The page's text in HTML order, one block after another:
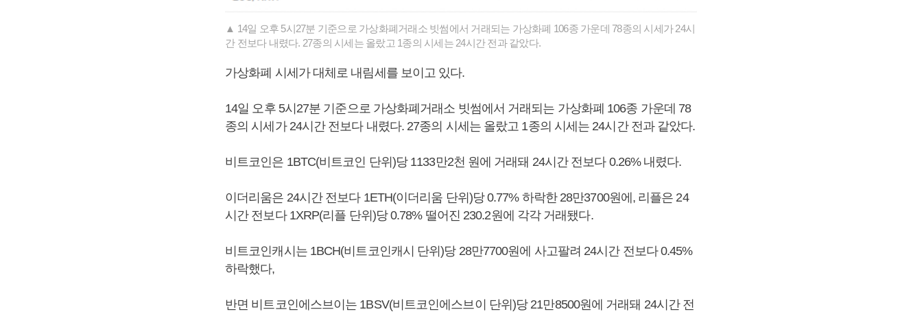
▲ 14일 오후 5시27분 기준으로 가상화폐거래소 빗썸에서 거래되는 가상화폐 106종 가운데 78종의 시세가 24시
간 전보다 내렸다. 27종의 시세는 올랐고 1종의 시세는 24시간 전과 같았다.
가상화폐 시세가 대체로 내림세를 보이고 있다.
14일 오후 5시27분 기준으로 가상화폐거래소 빗썸에서 거래되는 가상화폐 106종 가운데 78
종의 시세가 24시간 전보다 내렸다. 27종의 시세는 올랐고 1종의 시세는 24시간 전과 같았다.
비트코인은 1BTC(비트코인 단위)당 1133만2천 원에 거래돼 24시간 전보다 0.26% 내렸다.
이더리움은 24시간 전보다 1ETH(이더리움 단위)당 0.77% 하락한 28만3700원에, 리플은 24
시간 전보다 1XRP(리플 단위)당 0.78% 떨어진 230.2원에 각각 거래됐다.
비트코인캐시는 1BCH(비트코인캐시 단위)당 28만7700원에 사고팔려 24시간 전보다 0.45%
하락했다,
반면 비트코인에스브이는 1BSV(비트코인에스브이 단위)당 21만8500원에 거래돼 24시간 전